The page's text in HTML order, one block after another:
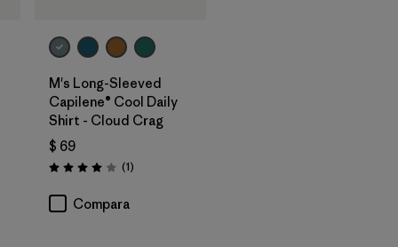
M's Long-Sleeved
Capilene® Cool Daily
Shirt - Cloud Crag
$ 69
Valoración: 4.0 / 5
(1Comentarios
)
Compara